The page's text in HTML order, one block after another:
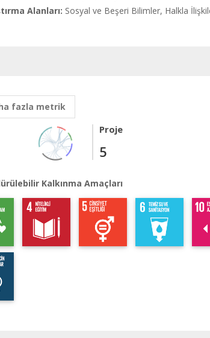
Alanları: Sosyal ve Beşeri Bilimler, Halkla
fazla metrik
Proje
5
Kalkınma Amaçları